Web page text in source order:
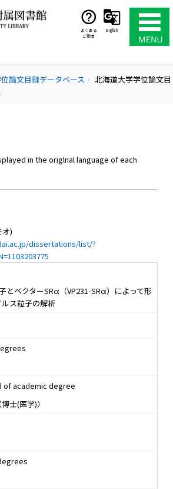
よくある
ご質問
English
論文目録データベース chevron_right
北海道大学学位論文目
in the origlnal language of each
)
dissertations/list/?
とベクターSRα（VP231-SRα）によって形
ス粒子の解析
of academic degree
士(医学)）